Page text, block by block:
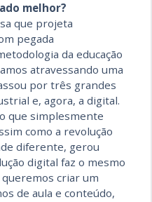
melhor?
que projeta
pegada
da educação
atravessando uma
por três grandes
e, agora, a digital.
que simplesmente
como a revolução
diferente, gerou
digital faz o mesmo
criar um
de aula e conteúdo,